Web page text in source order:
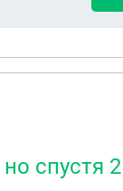
спустя